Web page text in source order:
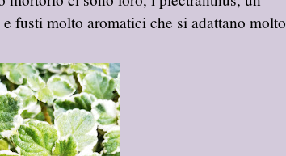
fusti molto aromatici che si adattano molto